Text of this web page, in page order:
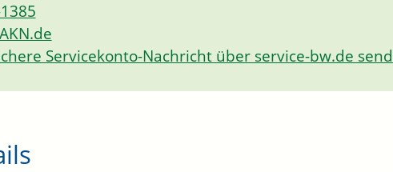
Servicekonto-Nachricht über service-bw.de